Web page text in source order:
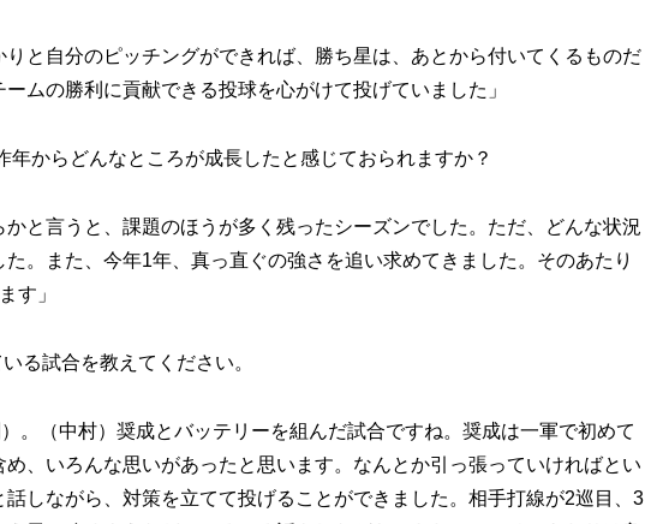
りと自分のピッチングができれば、勝ち星は、あとから付いてくるものだ
ムの勝利に貢献できる投球を心がけて投げていました」
からどんなところが成長したと感じておられますか？
かと言うと、課題のほうが多く残ったシーズンでした。ただ、どんな状況
。また、今年1年、真っ直ぐの強さを追い求めてきました。そのあたり
す」
る試合を教えてください。
。（中村）奨成とバッテリーを組んだ試合ですね。奨成は一軍で初めて
、いろんな思いがあったと思います。なんとか引っ張っていければとい
しながら、対策を立てて投げることができました。相手打線が2巡目、3